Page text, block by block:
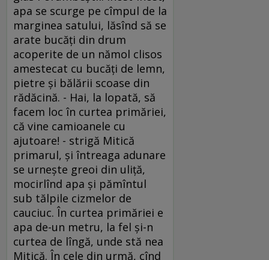
apa se scurge pe cîmpul de la
marginea satului, lăsînd să se
arate bucăţi din drum
acoperite de un nămol clisos
amestecat cu bucăţi de lemn,
pietre şi bălării scoase din
rădăcină. - Hai, la lopată, să
facem loc în curtea primăriei,
că vine camioanele cu
ajutoare! - strigă Mitică
primarul, şi întreaga adunare
se urneşte greoi din uliţă,
mocirlînd apa şi pămîntul
sub tălpile cizmelor de
cauciuc. În curtea primăriei e
apa de-un metru, la fel şi-n
curtea de lîngă, unde stă nea
Mitică. În cele din urmă, cînd